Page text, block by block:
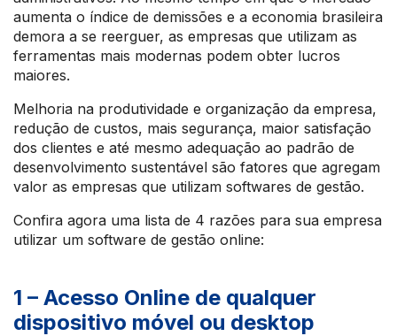
aumenta o índice de demissões e a economia brasileira
demora a se reerguer, as empresas que utilizam as
ferramentas mais modernas podem obter lucros
maiores.
Melhoria na produtividade e organização da empresa,
redução de custos, mais segurança, maior satisfação
dos clientes e até mesmo adequação ao padrão de
desenvolvimento sustentável são fatores que agregam
valor as empresas que utilizam softwares de gestão.
Confira agora uma lista de 4 razões para sua empresa
utilizar um software de gestão online:
1 – Acesso Online de qualquer
dispositivo móvel ou desktop